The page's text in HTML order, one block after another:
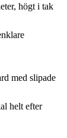
högt i tak
med slipade
helt efter